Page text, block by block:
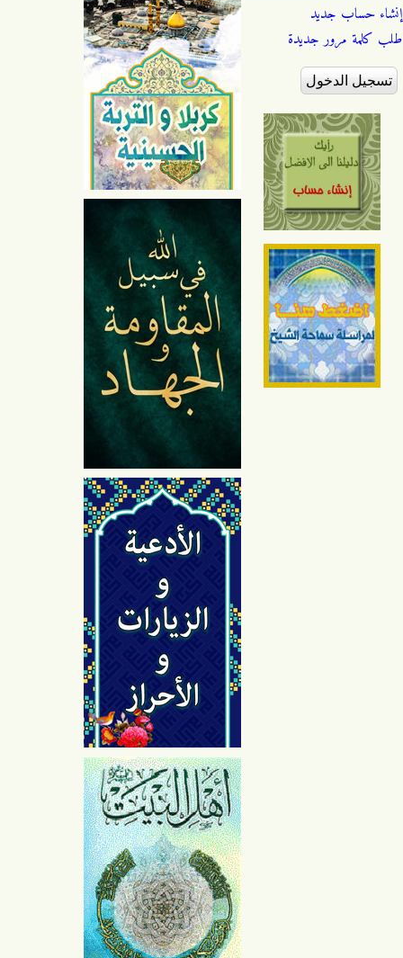
إنشاء حساب جديد
طلب كلمة مرور جديدة